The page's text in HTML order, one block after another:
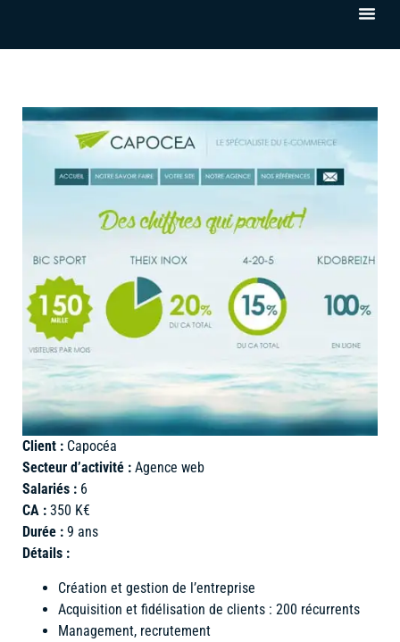
Client : Capocéa
Secteur d’activité : Agence web
Salariés : 6
CA : 350 K€
Durée : 9 ans
Détails :
Création et gestion de l’entreprise
Acquisition et fidélisation de clients : 200 récurrents
Management, recrutement